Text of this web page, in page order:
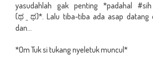
yasudahlah gak penting *padahal
(ಥ ಥ)*. Lalu tiba-tiba ada asap datang
dan...
*Om Tuk si tukang nyeletuk muncul*